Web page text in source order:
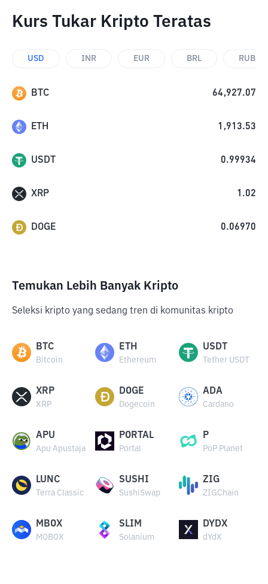
Kurs Tukar Kripto Teratas
USD INR EUR BRL RUB
BTC 64,927.07
ETH 1,913.53
USDT 0.99934
XRP 1.02
DOGE 0.06970
Temukan Lebih Banyak Kripto
Seleksi kripto yang sedang tren di komunitas kripto
BTC
Bitcoin
ETH
Ethereum
USDT
Tether USDT
XRP
XRP
DOGE
Dogecoin
ADA
Cardano
APU
Apu Apustaja
PORTAL
Portal
P
PoP Planet
LUNC
Terra Classic
SUSHI
SushiSwap
ZIG
ZIGChain
MBOX
MOBOX
SLIM
Solanium
DYDX
dYdX